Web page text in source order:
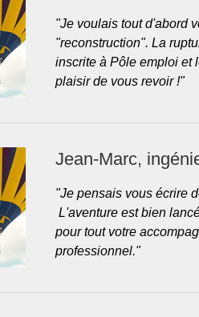
"Je voulais tout d'abord
"reconstruction". La
inscrite à Pôle emploi et
plaisir de vous revoir !"
Jean-Marc,
"Je pensais vous écrire
L'aventure est bien
pour tout votre
professionnel."